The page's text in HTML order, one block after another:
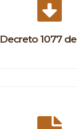
Decreto 1077